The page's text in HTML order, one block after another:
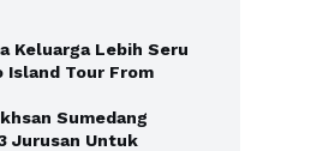
Keluarga Lebih Seru
Island Tour From
Sumedang
Jurusan Untuk